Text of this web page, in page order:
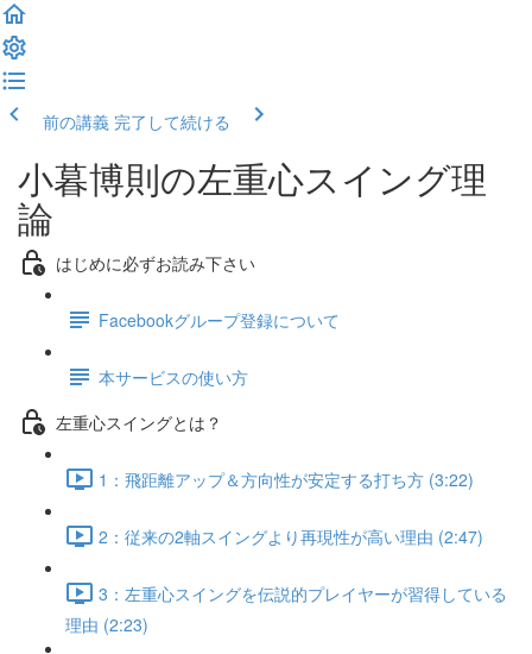
前の講義 完了して続ける
小暮博則の左重心スイング理
論
はじめに必ずお読み下さい
Facebookグループ登録について
本サービスの使い方
左重心スイングとは？
1：飛距離アップ＆方向性が安定する打ち方 (3:22)
2：従来の2軸スイングより再現性が高い理由 (2:47)
3：左重心スイングを伝説的プレイヤーが習得している
理由 (2:23)